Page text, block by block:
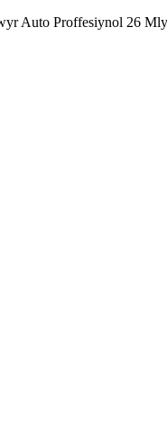
Auto Proffesiynol 26